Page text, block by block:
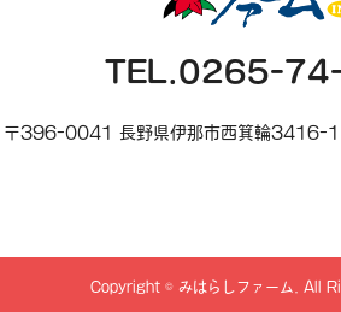
TEL.0265-
〒396-0041 長野県伊那市西箕輪3416-1
Copyright © みはらしファーム . All